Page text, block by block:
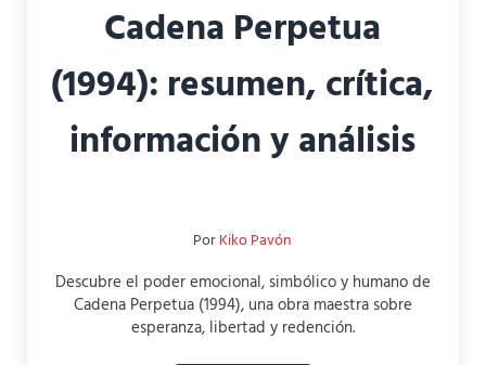
Cadena Perpetua
(1994): resumen, crítica,
información y análisis
PorKiko Pavón
Descubre el poder emocional, simbólico y humano de
Cadena Perpetua (1994), una obra maestra sobre
esperanza, libertad y redención.